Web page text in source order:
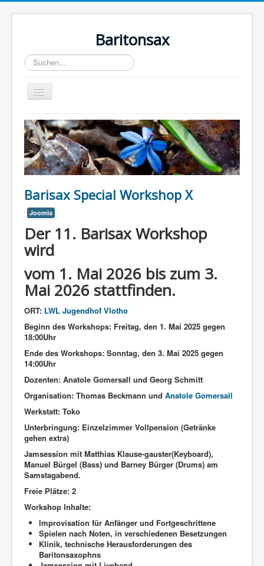
Baritonsax
Suchen...
Toggle
Navigation
Home
Impressum
Barispieler
Barisax Special Workshop X
Joomla
Der 11. Barisax Workshop
wird
vom 1. Mai 2026 bis zum 3.
Mai 2026 stattfinden.
ORT: LWL Jugendhof Vlotho
Beginn des Workshops: Freitag, den 1. Mai 2025 gegen
18:00Uhr
Ende des Workshops: Sonntag, den 3. Mai 2025 gegen
14:00Uhr
Dozenten: Anatole Gomersall und Georg Schmitt
Organisation: Thomas Beckmann und Anatole Gomersall
Werkstatt: Toko
Unterbringung: Einzelzimmer Vollpension (Getränke
gehen extra)
Jamsession mit Matthias Klause-gauster(Keyboard),
Manuel Bürgel (Bass) und Barney Bürger (Drums) am
Samstagabend.
Freie Plätze: 2
Workshop Inhalte:
Improvisation für Anfänger und Fortgeschrittene
Spielen nach Noten, in verschiedenen Besetzungen
Klinik, technische Herausforderungen des
Baritonsaxophns